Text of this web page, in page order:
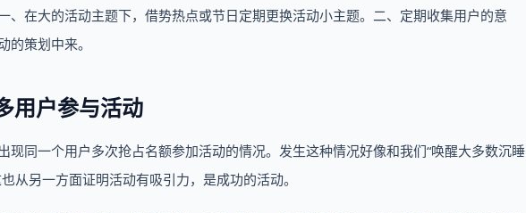
、在大的活动主题下，借势热点或节日定期更换活动小主题。二、定期收集用户的意
的策划中来。
用户参与活动
现同一个用户多次抢占名额参加活动的情况。发生这种情况好像和我们“唤醒大多数沉睡
从另一方面证明活动有吸引力，是成功的活动。